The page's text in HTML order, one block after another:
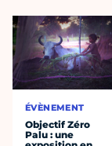
ÉVÈNEMENT
Objectif Zéro
Palu : une